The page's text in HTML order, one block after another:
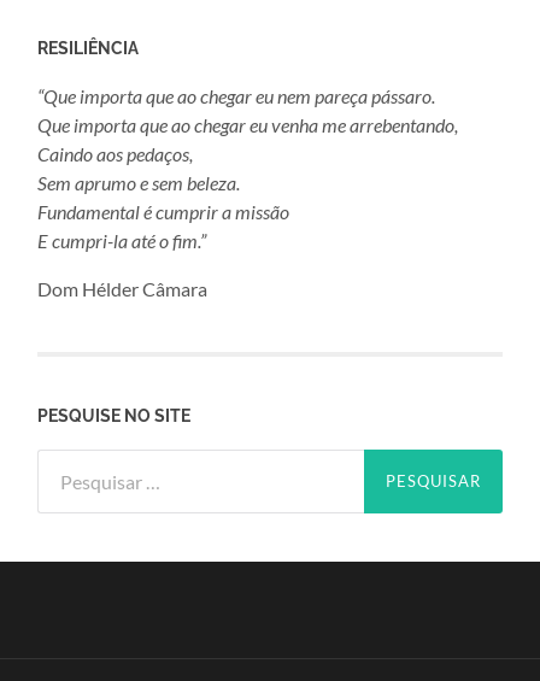
RESILIÊNCIA
“Que importa que ao chegar eu nem pareça pássaro.
Que importa que ao chegar eu venha me arrebentando,
Caindo aos pedaços,
Sem aprumo e sem beleza.
Fundamental é cumprir a missão
E cumpri-la até o fim.”
Dom Hélder Câmara
PESQUISE NO SITE
por: